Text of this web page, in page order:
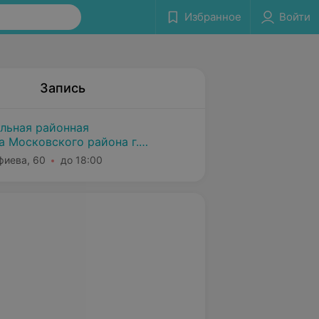
Избранное Войти
Запись
районная
Московского района г.
60 до 18:00